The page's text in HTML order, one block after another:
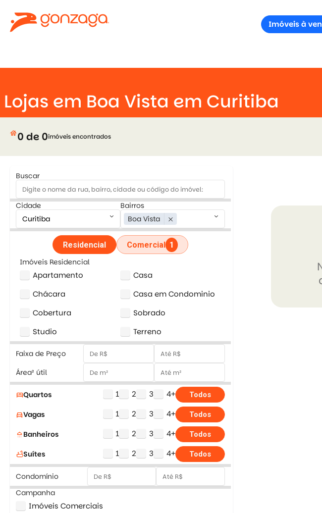
Imóveis à
Lojas em Boa Vista em Curitiba
house0 de 0imóveis encontrados
Buscar
Cidade
keyboard_arrow_down
Bairros
Boa Vista
close keyboard_arrow_down
Residencial Comercial 1
Imóveis Residencial
Apartamento
Casa
Chácara
Casa em Condominio
Cobertura
Sobrado
Studio
Terreno
Faixa de Preço
Área² útil
bedQuartos 1 2 3 4+ Todos
directions_carVagas 1 2 3 4+ Todos
shower Banheiros 1 2 3 4+ Todos
bathtubSuítes 1 2 3 4+ Todos
Condomínio
Campanha
Imóveis Comerciais